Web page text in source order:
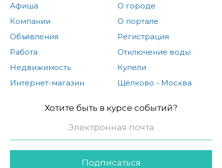
Афиша
Компании
Объявления
Работа
Недвижимость
Интернет-магазин
О городе
О портале
Регистрация
Отключение воды
Купели
Щёлково - Москва
Хотите быть в курсе событий?
Подписаться